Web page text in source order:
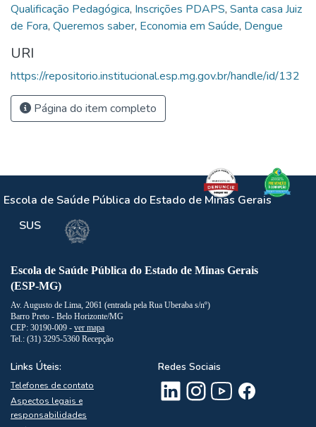
Qualificação Pedagógica, Inscrições PDAPS, Santa casa Juiz
de Fora, Queremos saber, Economia em Saúde, Dengue
URI
https://repositorio.institucional.esp.mg.gov.br/handle/id/132
Página do item completo
Escola de Saúde Pública do Estado de Minas Gerais
SUS
Escola de Saúde Pública do Estado de Minas Gerais
(ESP-MG)
Av. Augusto de Lima, 2061 (entrada pela Rua Uberaba s/nº)
Barro Preto - Belo Horizonte/MG
CEP: 30190-009 - ver mapa
Tel.: (31) 3295-5360 Recepção
Links Úteis:
Telefones de contato
Aspectos legais e
responsabilidades
Redes Sociais